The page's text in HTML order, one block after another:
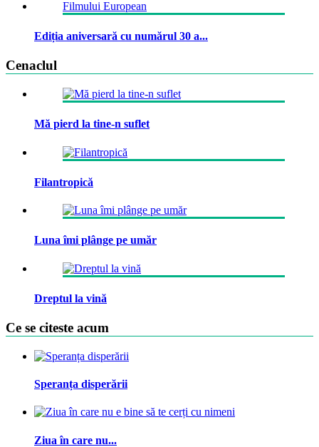
Ediția aniversară cu numărul 30 a...
Cenaclul
Mă pierd la tine-n suflet
Filantropică
Luna îmi plânge pe umăr
Dreptul la vină
Ce se citeste acum
Speranța disperării
Ziua în care nu...